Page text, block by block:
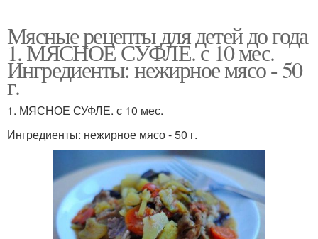
Мясные рецепты для детей до года
1. МЯСНОЕ СУФЛЕ. с 10 мес.
Ингредиенты: нежирное мясо - 50
г.
1. МЯСНОЕ СУФЛЕ. с 10 мес.
Ингредиенты: нежирное мясо - 50 г.